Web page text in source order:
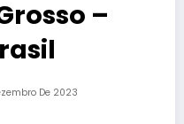
–
De 2023